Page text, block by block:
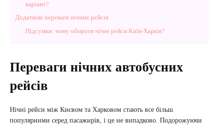
варіант?
Додаткові переваги нічних рейсів
Підсумки: чому обирати нічні рейси Київ-Харків?
Переваги нічних автобусних
рейсів
Нічні рейси між Києвом та Харковом стають все більш
популярними серед пасажирів, і це не випадково. Подорожуючи